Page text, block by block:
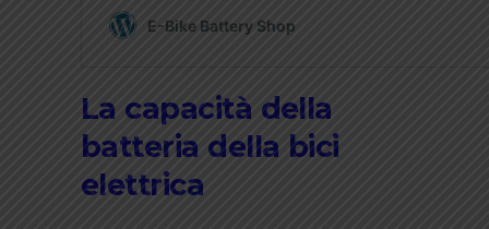
La capacità della
batteria della bici
elettrica